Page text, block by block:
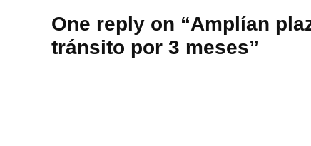
One reply on “Amplían
tránsito por 3 meses”